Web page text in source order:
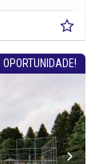
OPORTUNIDADE!